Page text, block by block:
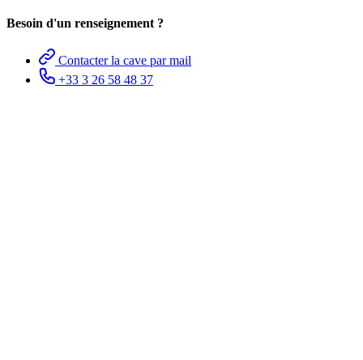
Besoin d'un renseignement ?
Contacter la cave par mail
+33 3 26 58 48 37